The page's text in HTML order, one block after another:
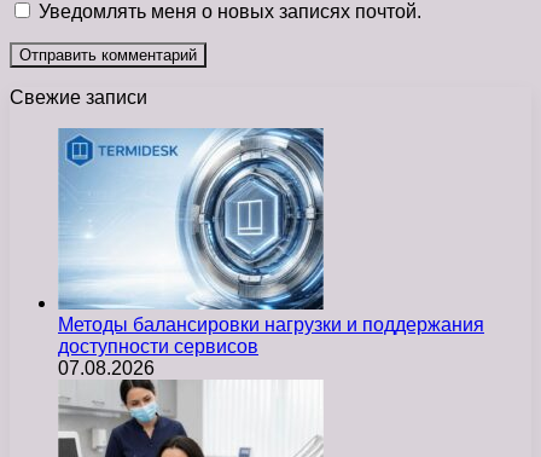
Уведомлять меня о новых записях почтой.
Свежие записи
Методы балансировки нагрузки и поддержания
доступности сервисов
07.08.2026